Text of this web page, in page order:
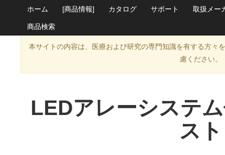
ホーム [商品情報] カタログ サポート 取扱メー
商品検索
本サイトの内容は、医療および研究の専門知識を有する方々
慮ください。
LEDアレーシステ
スト